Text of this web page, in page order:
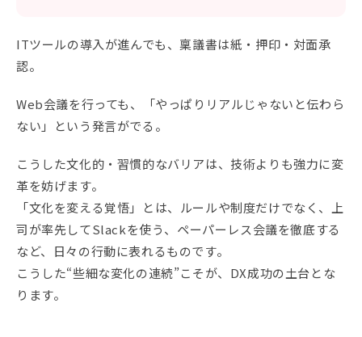
ITツールの導入が進んでも、稟議書は紙・押印・対面承
認。
Web会議を行っても、「やっぱりリアルじゃないと伝わら
ない」という発言がでる。
こうした文化的・習慣的なバリアは、技術よりも強力に変
革を妨げます。
「文化を変える覚悟」とは、ルールや制度だけでなく、上
司が率先してSlackを使う、ペーパーレス会議を徹底する
など、日々の行動に表れるものです。
こうした“些細な変化の連続”こそが、DX成功の土台とな
ります。